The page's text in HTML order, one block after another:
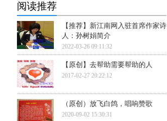
阅读推荐
【推荐】新江南网入驻首席作家诗
人：孙树娟简介
2022-03-26 09:11:32
【原创】去帮助需要帮助的人
2017-02-27 20:22:12
（原创）放飞白鸽，唱响赞歌
2020-09-02 15:30:31